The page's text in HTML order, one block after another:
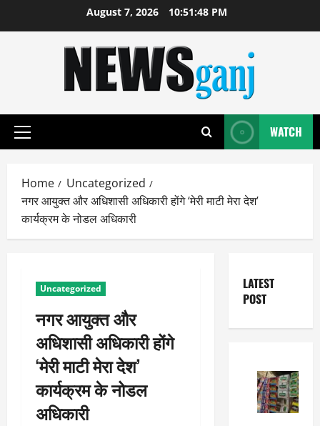
August 7, 2026 10:51:49 PM
Primary
WATCH
Home
Uncategorized
नगर आयुक्त और अधिशासी अधिकारी होंगे ‘मेरी माटी मेरा देश’
कार्यक्रम के नोडल अधिकारी
Uncategorized
नगर आयुक्त और
अधिशासी अधिकारी होंगे
‘मेरी माटी मेरा देश’
कार्यक्रम के नोडल
अधिकारी
LATEST
POST